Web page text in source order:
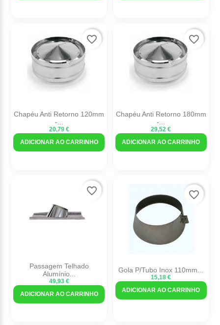
Chapéu Anti Retorno 120mm
-...
20,79 €
ADICIONAR AO CARRINHO
favorite_border
Chapéu Anti Retorno 180mm
-...
29,52 €
ADICIONAR AO CARRINHO
favorite_border
Passagem Telhado
Alumínio...
49,93 €
ADICIONAR AO CARRINHO
favorite_border
Gola P/Tubo Inox 110mm...
15,18 €
ADICIONAR AO CARRINHO
favorite_border